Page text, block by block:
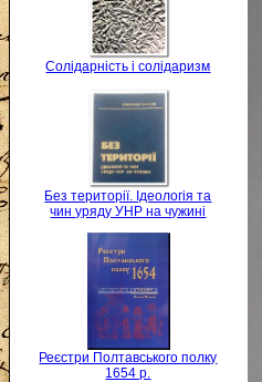
Солідарність і солідаризм
Без території. Ідеологія та
чин уряду УНР на чужині
Реєстри Полтавського полку
1654 р.